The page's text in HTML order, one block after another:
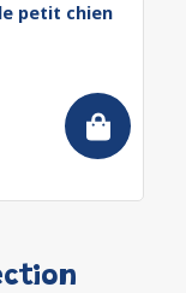
petit chien